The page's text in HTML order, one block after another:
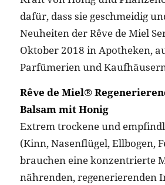
dafür, dass sie geschmeidig
Neuheiten der Rêve de Miel
Oktober 2018 in Apotheken,
Parfümerien und
Rêve de Miel®
Balsam mit Honig
Extrem trockene und
(Kinn, Nasenflügel, Ellbogen,
brauchen eine konzentrierte
nährenden, regenerierenden